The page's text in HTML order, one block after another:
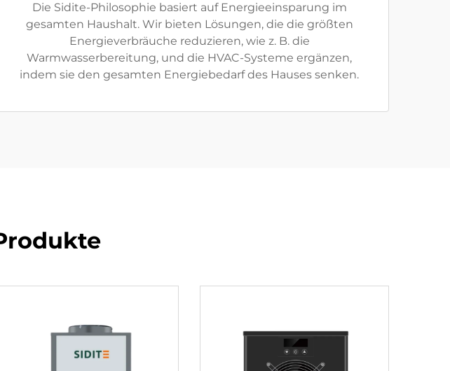
Die Sidite-Philosophie basiert auf Energieeinsparung im
gesamten Haushalt. Wir bieten Lösungen, die die größten
Energieverbräuche reduzieren, wie z. B. die
Warmwasserbereitung, und die HVAC-Systeme ergänzen,
indem sie den gesamten Energiebedarf des Hauses senken.